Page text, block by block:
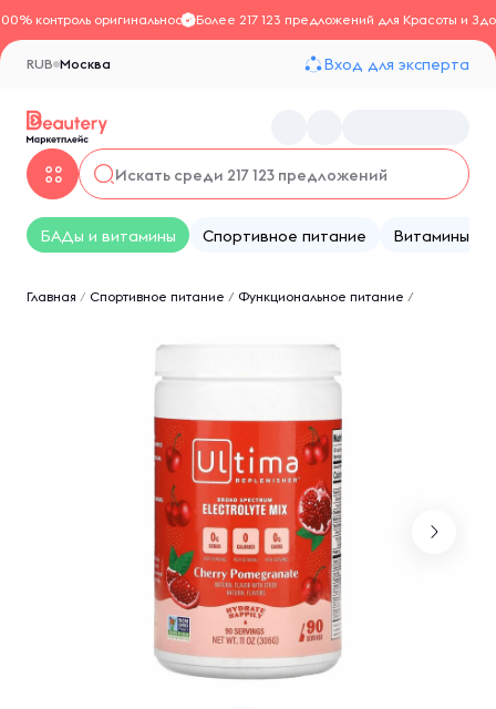
контроль оригинальностиБолее 217 123 предложений для Красоты и
Москва
RUB Вход для эксперта
БАДы и витамины Спортивное питание Витамины
Главная / Спортивное питание / Функциональное питание /